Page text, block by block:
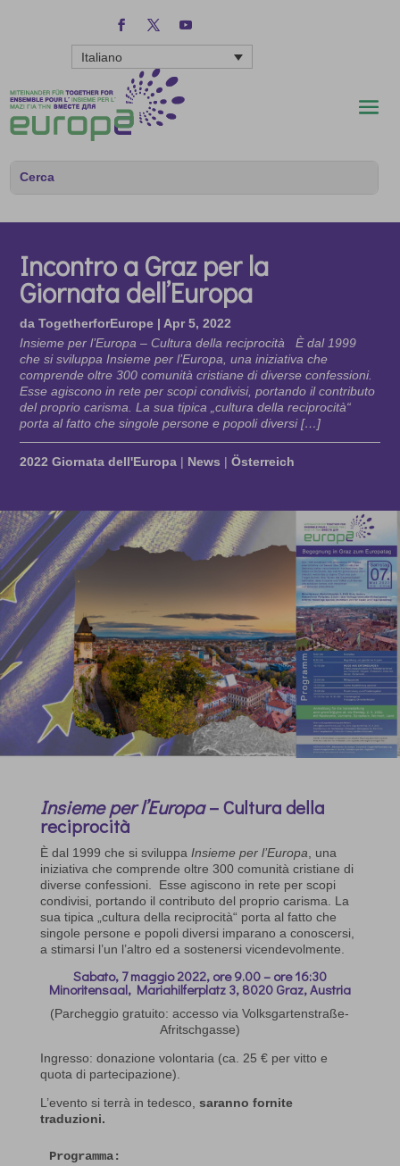
Italiano
Incontro a Graz per la
Giornata dell’Europa
daTogetherforEurope | Apr 5, 2022
Insieme per l’Europa – Cultura della reciprocità È dal 1999
che si sviluppa Insieme per l’Europa, una iniziativa che
comprende oltre 300 comunità cristiane di diverse confessioni.
Esse agiscono in rete per scopi condivisi, portando il contributo
del proprio carisma. La sua tipica „cultura della reciprocità“
porta al fatto che singole persone e popoli diversi […]
2022 Giornata dell'Europa | News |Österreich
Insieme per l’Europa– Cultura della
reciprocità
È dal 1999 che si sviluppa Insieme per l’Europa , una
iniziativa che comprende oltre 300 comunità cristiane di
diverse confessioni. Esse agiscono in rete per scopi
condivisi, portando il contributo del proprio carisma. La
sua tipica „cultura della reciprocità“ porta al fatto che
singole persone e popoli diversi imparano a conoscersi,
a stimarsi l’un l’altro ed a sostenersi vicendevolmente.
Sabato, 7 maggio 2022, ore 9.00 – ore 16:30
Minoritensaal, Mariahilferplatz 3, 8020 Graz, Austria
(Parcheggio gratuito: accesso via Volksgartenstraße-
Afritschgasse)
Ingresso: donazione volontaria (ca. 25 € per vitto e
quota di partecipazione).
L’evento si terrà in tedesco, saranno fornite
traduzioni.
Programma: